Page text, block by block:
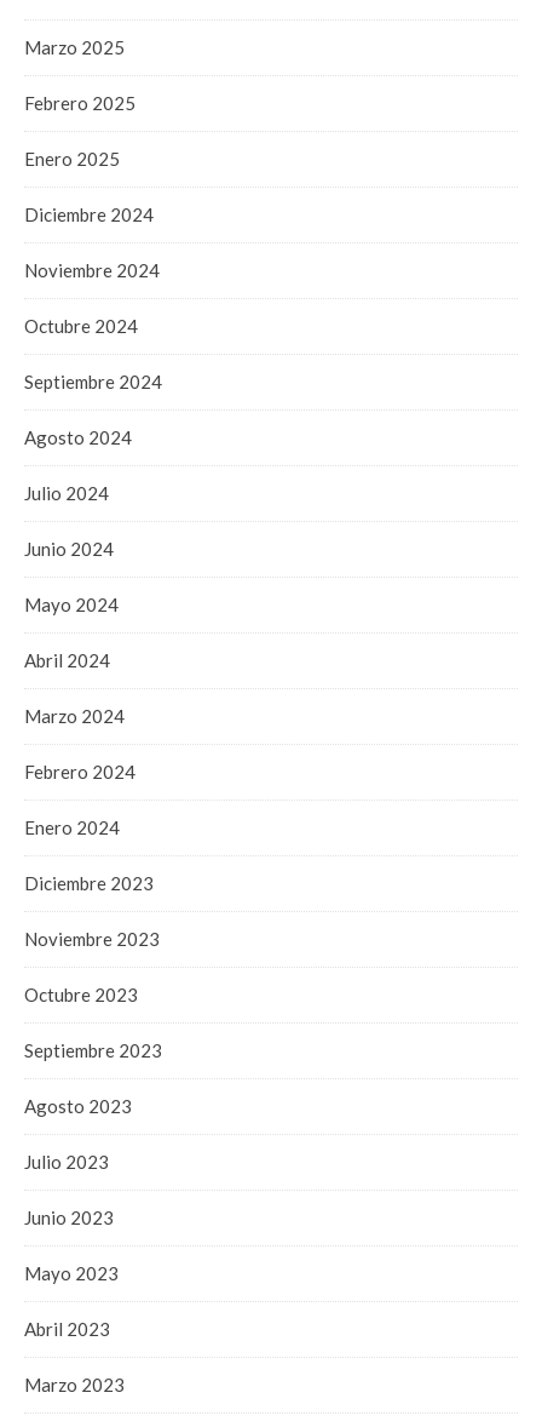
Marzo 2025
Febrero 2025
Enero 2025
Diciembre 2024
Noviembre 2024
Octubre 2024
Septiembre 2024
Agosto 2024
Julio 2024
Junio 2024
Mayo 2024
Abril 2024
Marzo 2024
Febrero 2024
Enero 2024
Diciembre 2023
Noviembre 2023
Octubre 2023
Septiembre 2023
Agosto 2023
Julio 2023
Junio 2023
Mayo 2023
Abril 2023
Marzo 2023